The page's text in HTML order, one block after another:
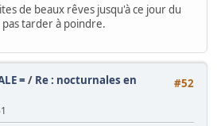
de beaux rêves jusqu'à ce jour du
tarder à poindre.
#52
= / Re : nocturnales en